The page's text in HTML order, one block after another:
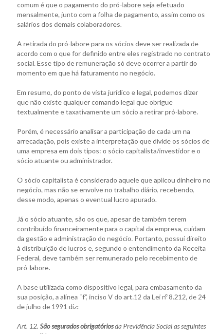
comum é que o pagamento do pró-labore seja efetuado
mensalmente, junto com a folha de pagamento, assim como os
salários dos demais colaboradores.
A retirada do pró-labore para os sócios deve ser realizada de
acordo com o que for definido entre eles registrado no contrato
social. Esse tipo de remuneração só deve ocorrer a partir do
momento em que há faturamento no negócio.
Em resumo, do ponto de vista jurídico e legal, podemos dizer
que não existe qualquer comando legal que obrigue
textualmente e taxativamente um sócio a retirar pró-labore.
Porém, é necessário analisar a participação de cada um na
arrecadação, pois existe a interpretação que divide os sócios de
uma empresa em dois tipos: o sócio capitalista/investidor e o
sócio atuante ou administrador.
O sócio capitalista é considerado aquele que aplicou dinheiro no
negócio, mas não se envolve no trabalho diário, recebendo,
desse modo, apenas o eventual lucro apurado.
Já o sócio atuante, são os que, apesar de também terem
contribuído financeiramente para o capital da empresa, cuidam
da gestão e administração do negócio. Portanto, possui direito
à distribuição de lucros e, segundo o entendimento da Receita
Federal, deve também ser remunerado pelo recebimento de
pró-labore.
A base utilizada como dispositivo legal, para embasamento da
sua posição, a alínea “f”, inciso V do art.12 da Lei nº 8.212, de 24
de julho de 1991 diz:
Art. 12. São segurados obrigatóriosda Previdência Social as seguintes